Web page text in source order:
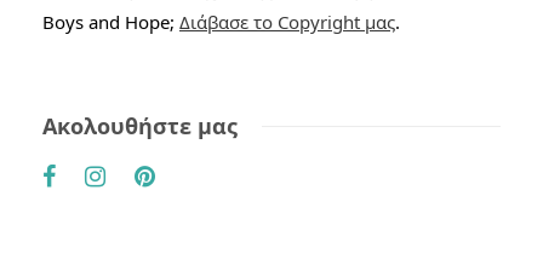
Boys and Hope; Διάβασε το Copyright μας.
Ακολουθήστε μας